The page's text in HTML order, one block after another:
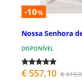
-10%
Nossa Senhora
DISPONÍVEL
€ 557,10 €